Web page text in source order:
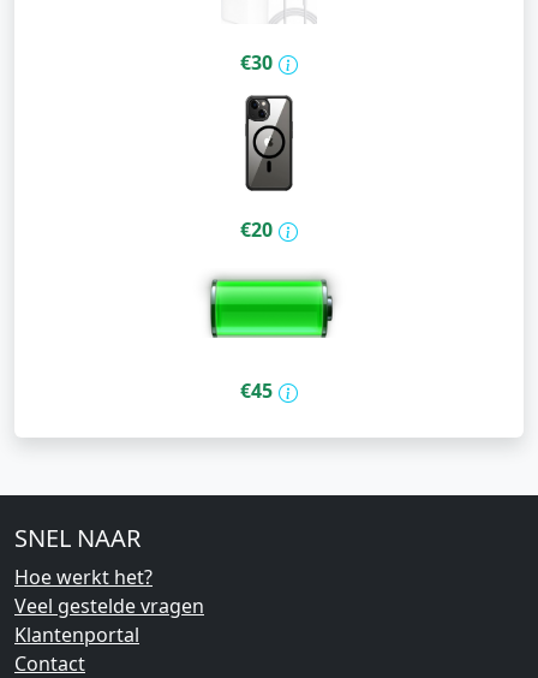
€30
€20
€45
SNEL NAAR
Hoe werkt het?
Veel gestelde vragen
Klantenportal
Contact